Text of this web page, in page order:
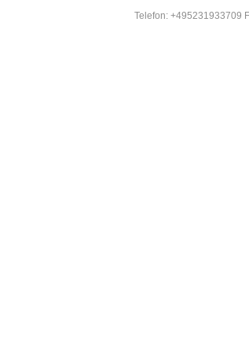
Telefon: +495231933709